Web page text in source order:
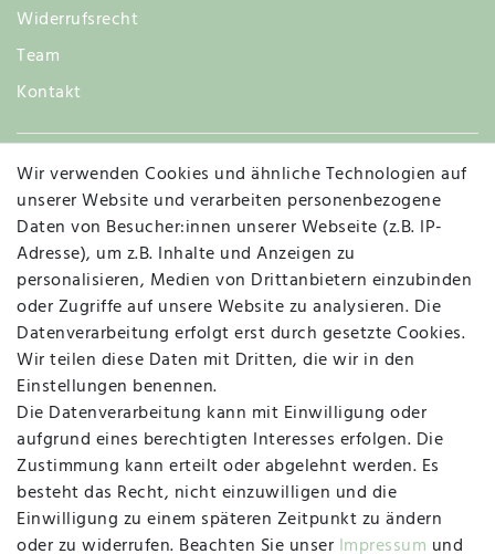
Widerrufsrecht
Team
Kontakt
Widerruf
Vertrag widerrufen Kontakt
MAPALI VOR ORT
Herzogstraße 10
47533 Kleve
Montag, Dienstag, Donnerstag, Freitag
09:00 Uhr bis 13:00 Uhr
Wir verwenden Cookies und ähnliche Technologien auf
unserer Website und verarbeiten personenbezogene
Daten von Besucher:innen unserer Webseite (z.B. IP-
Adresse), um z.B. Inhalte und Anzeigen zu
personalisieren, Medien von Drittanbietern einzubinden
oder Zugriffe auf unsere Website zu analysieren. Die
Datenverarbeitung erfolgt erst durch gesetzte Cookies.
Wir teilen diese Daten mit Dritten, die wir in den
Einstellungen benennen.
Die Datenverarbeitung kann mit Einwilligung oder
aufgrund eines berechtigten Interesses erfolgen. Die
Zustimmung kann erteilt oder abgelehnt werden. Es
besteht das Recht, nicht einzuwilligen und die
Einwilligung zu einem späteren Zeitpunkt zu ändern
oder zu widerrufen. Beachten Sie unser Impressum und